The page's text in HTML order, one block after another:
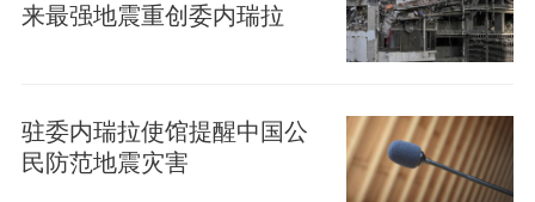
来最强地震重创委内瑞拉
驻委内瑞拉使馆提醒中国公
民防范地震灾害